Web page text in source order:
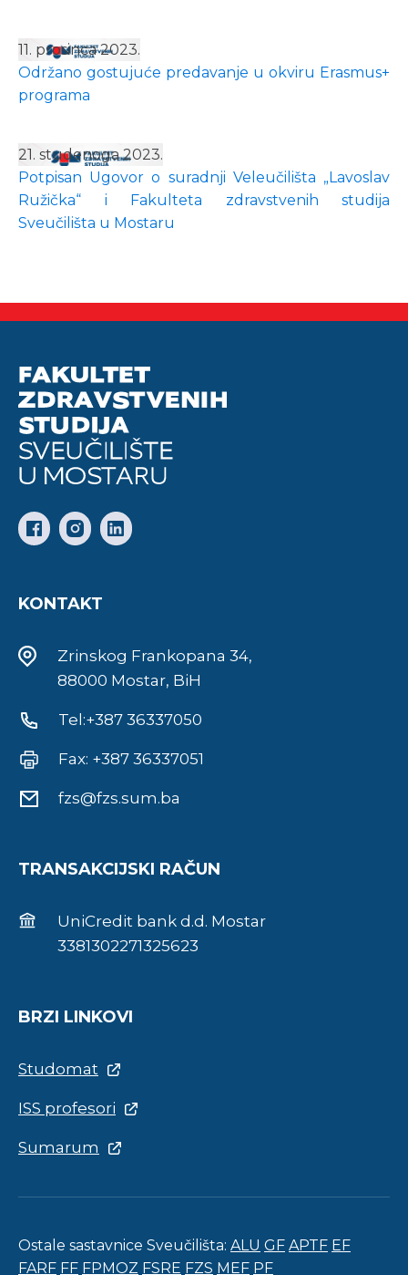
11. prosinca 2023.
Održano gostujuće predavanje u okviru Erasmus+
programa
21. studenoga 2023.
Potpisan Ugovor o suradnji Veleučilišta „Lavoslav
Ružička“ i Fakulteta zdravstvenih studija
Sveučilišta u Mostaru
KONTAKT
Zrinskog Frankopana 34,
88000 Mostar, BiH
Tel:+387 36337050
Fax: +387 36337051
fzs@fzs.sum.ba
TRANSAKCIJSKI RAČUN
UniCredit bank d.d. Mostar
3381302271325623
BRZI LINKOVI
Studomat
ISS profesori
Sumarum
Ostale sastavnice Sveučilišta: ALU GF APTF EF
FARF FF FPMOZ FSRE FZS MEF PF